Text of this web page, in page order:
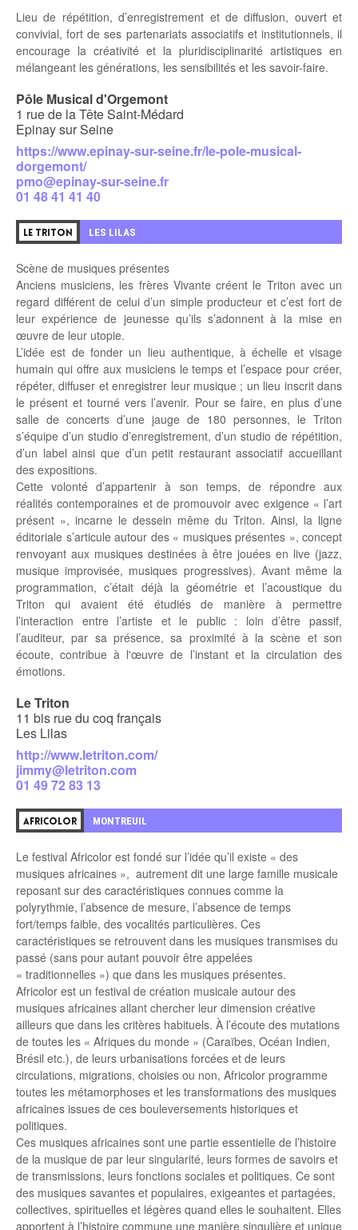
Lieu de répétition, d’enregistrement et de diffusion, ouvert et
convivial, fort de ses partenariats associatifs et institutionnels, il
encourage la créativité et la pluridisciplinarité artistiques en
mélangeant les générations, les sensibilités et les savoir-faire.
Pôle Musical d'Orgemont
1 rue de la Tête Saint-Médard
Epinay sur Seine
https://www.epinay-sur-seine.fr/le-pole-musical-
dorgemont/
pmo@epinay-sur-seine.fr
01 48 41 41 40
LE TRITON LES LILAS
Scène de musiques présentes
Anciens musiciens, les frères Vivante créent le Triton avec un
regard différent de celui d’un simple producteur et c’est fort de
leur expérience de jeunesse qu’ils s’adonnent à la mise en
œuvre de leur utopie.
L’idée est de fonder un lieu authentique, à échelle et visage
humain qui offre aux musiciens le temps et l’espace pour créer,
répéter, diffuser et enregistrer leur musique ; un lieu inscrit dans
le présent et tourné vers l’avenir. Pour se faire, en plus d’une
salle de concerts d’une jauge de 180 personnes, le Triton
s’équipe d’un studio d’enregistrement, d’un studio de répétition,
d’un label ainsi que d’un petit restaurant associatif accueillant
des expositions.
Cette volonté d’appartenir à son temps, de répondre aux
réalités contemporaines et de promouvoir avec exigence « l’art
présent », incarne le dessein même du Triton. Ainsi, la ligne
éditoriale s’articule autour des « musiques présentes », concept
renvoyant aux musiques destinées à être jouées en live (jazz,
musique improvisée, musiques progressives). Avant même la
programmation, c’était déjà la géométrie et l’acoustique du
Triton qui avaient été étudiés de manière à permettre
l’interaction entre l’artiste et le public : loin d’être passif,
l’auditeur, par sa présence, sa proximité à la scène et son
écoute, contribue à l'œuvre de l’instant et la circulation des
émotions.
Le Triton
11 bis rue du coq français
Les Lilas
http://www.letriton.com/
jimmy@letriton.com
01 49 72 83 13
AFRICOLOR MONTREUIL
Le festival Africolor est fondé sur l’idée qu’il existe « des
musiques africaines », autrement dit une large famille musicale
reposant sur des caractéristiques connues comme la
polyrythmie, l’absence de mesure, l’absence de temps
fort/temps faible, des vocalités particulières. Ces
caractéristiques se retrouvent dans les musiques transmises du
passé (sans pour autant pouvoir être appelées
« traditionnelles ») que dans les musiques présentes.
Africolor est un festival de création musicale autour des
musiques africaines allant chercher leur dimension créative
ailleurs que dans les critères habituels. À l’écoute des mutations
de toutes les « Afriques du monde » (Caraïbes, Océan Indien,
Brésil etc.), de leurs urbanisations forcées et de leurs
circulations, migrations, choisies ou non, Africolor programme
toutes les métamorphoses et les transformations des musiques
africaines issues de ces bouleversements historiques et
politiques.
Ces musiques africaines sont une partie essentielle de l’histoire
de la musique de par leur singularité, leurs formes de savoirs et
de transmissions, leurs fonctions sociales et politiques. Ce sont
des musiques savantes et populaires, exigeantes et partagées,
collectives, spirituelles et légères quand elles le souhaitent. Elles
apportent à l’histoire commune une manière singulière et unique